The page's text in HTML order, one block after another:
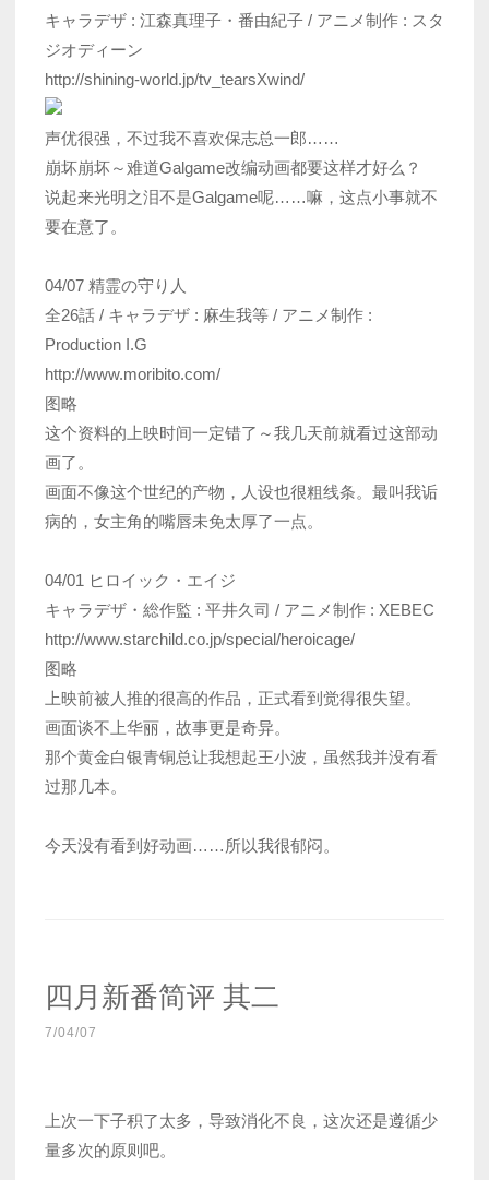
キャラデザ : 江森真理子・番由紀子 / アニメ制作 : スタ
ジオディーン
http://shining-world.jp/tv_tearsXwind/
声优很强，不过我不喜欢保志总一郎……
崩坏崩坏～难道Galgame改编动画都要这样才好么？
说起来光明之泪不是Galgame呢……嘛，这点小事就不
要在意了。
04/07 精霊の守り人
全26話 / キャラデザ : 麻生我等 / アニメ制作 :
Production I.G
http://www.moribito.com/
图略
这个资料的上映时间一定错了～我几天前就看过这部动
画了。
画面不像这个世纪的产物，人设也很粗线条。最叫我诟
病的，女主角的嘴唇未免太厚了一点。
04/01 ヒロイック・エイジ
キャラデザ・総作監 : 平井久司 / アニメ制作 : XEBEC
http://www.starchild.co.jp/special/heroicage/
图略
上映前被人推的很高的作品，正式看到觉得很失望。
画面谈不上华丽，故事更是奇异。
那个黄金白银青铜总让我想起王小波，虽然我并没有看
过那几本。
今天没有看到好动画……所以我很郁闷。
四月新番简评 其二
7/04/07
上次一下子积了太多，导致消化不良，这次还是遵循少
量多次的原则吧。